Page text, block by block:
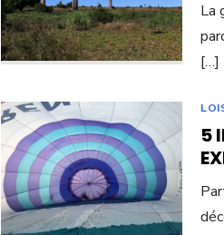
La
[…]
5